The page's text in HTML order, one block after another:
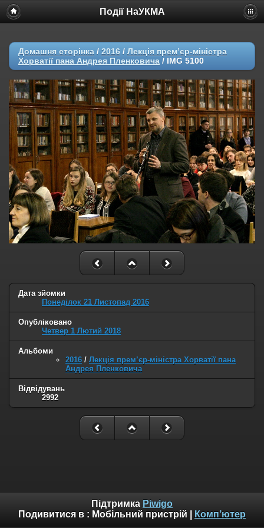
Події НаУКМА
Домашня сторінка / 2016 / Лекція прем’єр-міністра
Хорватії пана Андрея Пленковича / IMG 5100
Дата зйомки
Понеділок 21 Листопад 2016
Опубліковано
Четвер 1 Лютий 2018
Альбоми
2016 / Лекція прем’єр-міністра Хорватії пана
Андрея Пленковича
Відвідувань
2992
Підтримка Piwigo
Подивитися в : Мобільний пристрій Комп’ютер